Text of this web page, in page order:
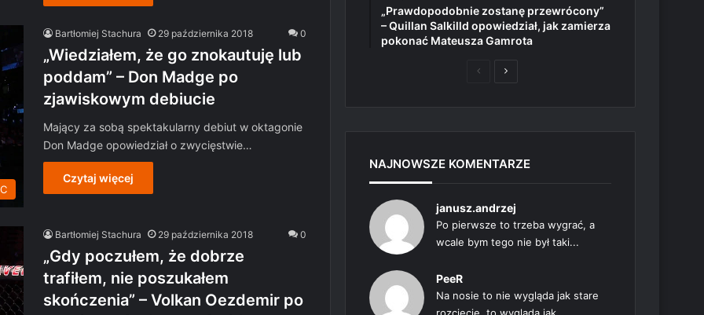
Bartłomiej Stachura 29 października 2018 0
„Wiedziałem, że go znokautuję lub
poddam” – Don Madge po
zjawiskowym debiucie
Mający za sobą spektakularny debiut w oktagonie
Don Madge opowiedział o zwycięstwie…
Czytaj więcej
Bartłomiej Stachura 29 października 2018 0
„Gdy poczułem, że dobrze
trafiłem, nie poszukałem
skończenia” – Volkan Oezdemir po
„Prawdopodobnie zostanę przewrócony”
– Quillan Salkilld opowiedział, jak zamierza
pokonać Mateusza Gamrota
PoprzedniaNastępna
NAJNOWSZE KOMENTARZE
janusz.andrzej
Po pierwsze to trzeba wygrać, a
wcale bym tego nie był taki...
PeeR
Na nosie to nie wygląda jak stare